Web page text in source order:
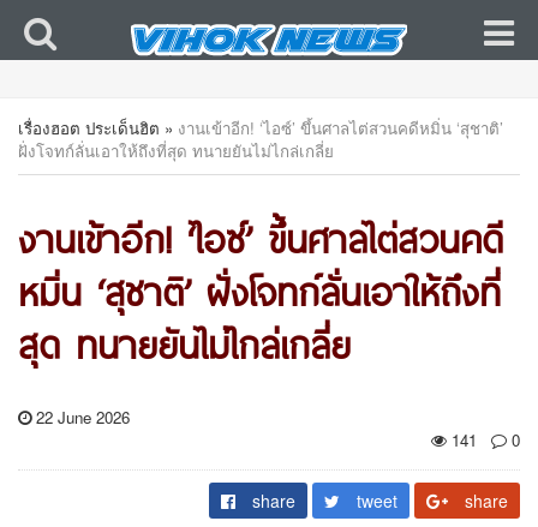
เรื่องฮอต ประเด็นฮิต » งานเข้าอีก! ‘ไอซ์’ ขึ้นศาลไต่สวนคดีหมิ่น ‘สุชาติ’
ฝั่งโจทก์ลั่นเอาให้ถึงที่สุด ทนายยันไม่ไกล่เกลี่ย
งานเข้าอีก! ‘ไอซ์’ ขึ้นศาลไต่สวนคดี
หมิ่น ‘สุชาติ’ ฝั่งโจทก์ลั่นเอาให้ถึงที่
สุด ทนายยันไม่ไกล่เกลี่ย
22 June 2026
141
0
share tweet share